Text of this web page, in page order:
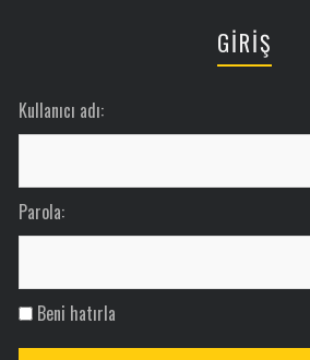
GİRİŞ
Kullanıcı adı:
Parola:
Beni hatırla